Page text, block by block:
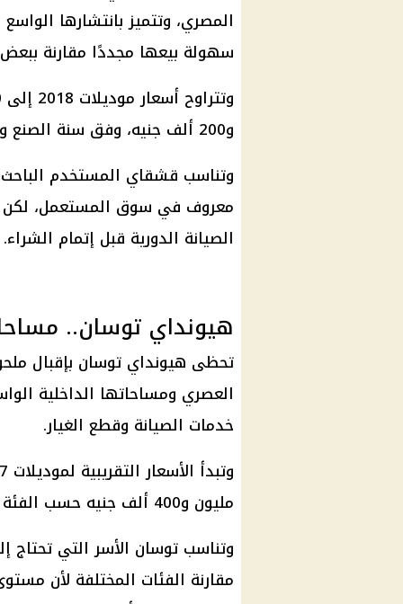
المصري، وتتميز بانتشارها
سهولة بيعها مجددًا مقارنة
و200 ألف جنيه، وفق سنة الصنع والفئة والحالة الفنية وعدد الكيلومترات.
وتناسب قشقاي المستخدم
معروف في سوق المستعمل، لكن
الصيانة الدورية قبل إتمام الشراء.
هيونداي توسان..
تحظى هيونداي توسان بإقبال
العصري ومساحاتها الداخلية
خدمات الصيانة وقطع الغيار.
مليون و400 ألف جنيه حسب الفئة والتجهيزات والحالة.
وتناسب توسان الأسر التي
مقارنة الفئات المختلفة لأن